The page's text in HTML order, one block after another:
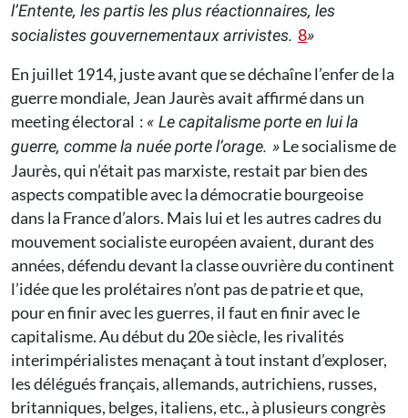
l’Entente, les partis les plus réactionnaires, les
socialistes gouvernementaux arrivistes. 8»
En juillet 1914, juste avant que se déchaîne l’enfer de la
guerre mondiale, Jean Jaurès avait affirmé dans un
meeting électoral : « Le capitalisme porte en lui la
guerre, comme la nuée porte l’orage. »Le socialisme de
Jaurès, qui n’était pas marxiste, restait par bien des
aspects compatible avec la démocratie bourgeoise
dans la France d’alors. Mais lui et les autres cadres du
mouvement socialiste européen avaient, durant des
années, défendu devant la classe ouvrière du continent
l’idée que les prolétaires n’ont pas de patrie et que,
pour en finir avec les guerres, il faut en finir avec le
capitalisme. Au début du 20e siècle, les rivalités
interimpérialistes menaçant à tout instant d’exploser,
les délégués français, allemands, autrichiens, russes,
britanniques, belges, italiens, etc., à plusieurs congrès